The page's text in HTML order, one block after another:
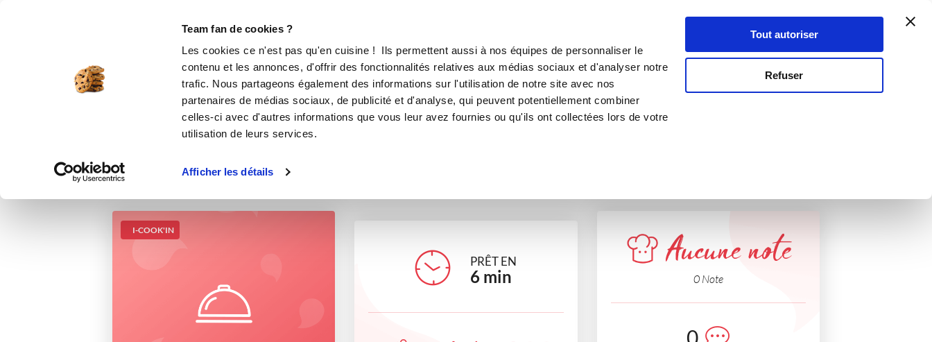
Team fan de cookies ?
Les cookies ce n'est pas qu'en cuisine ! Ils permettent aussi à nos équipes de personnaliser le
contenu et les annonces, d'offrir des fonctionnalités relatives aux médias sociaux et d'analyser notre
trafic. Nous partageons également des informations sur l'utilisation de notre site avec nos
partenaires de médias sociaux, de publicité et d'analyse, qui peuvent potentiellement combiner
celles-ci avec d'autres informations que vous leur avez fournies ou qu'ils ont collectées lors de votre
utilisation de leurs services.
Afficher les détails
Tout autoriser
Refuser
Se connecter
flan au caramel
desserts
I-COOK'IN
PRÊT EN
6 min
Aucune note
0 Note
0